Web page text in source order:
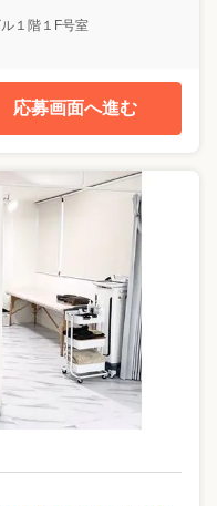
１階１F号室
応募画面へ進む